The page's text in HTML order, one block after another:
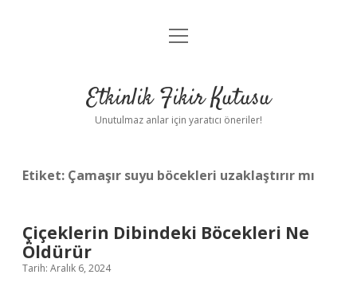
Anasayfa
Yasal Uyarı
menüyü
Etkinlik Fikir Kutusu
Unutulmaz anlar için yaratıcı öneriler!
Etiket: Çamaşır suyu böcekleri uzaklaştırır mı
Çiçeklerin Dibindeki Böcekleri Ne
Öldürür
Tarih: Aralık 6, 2024